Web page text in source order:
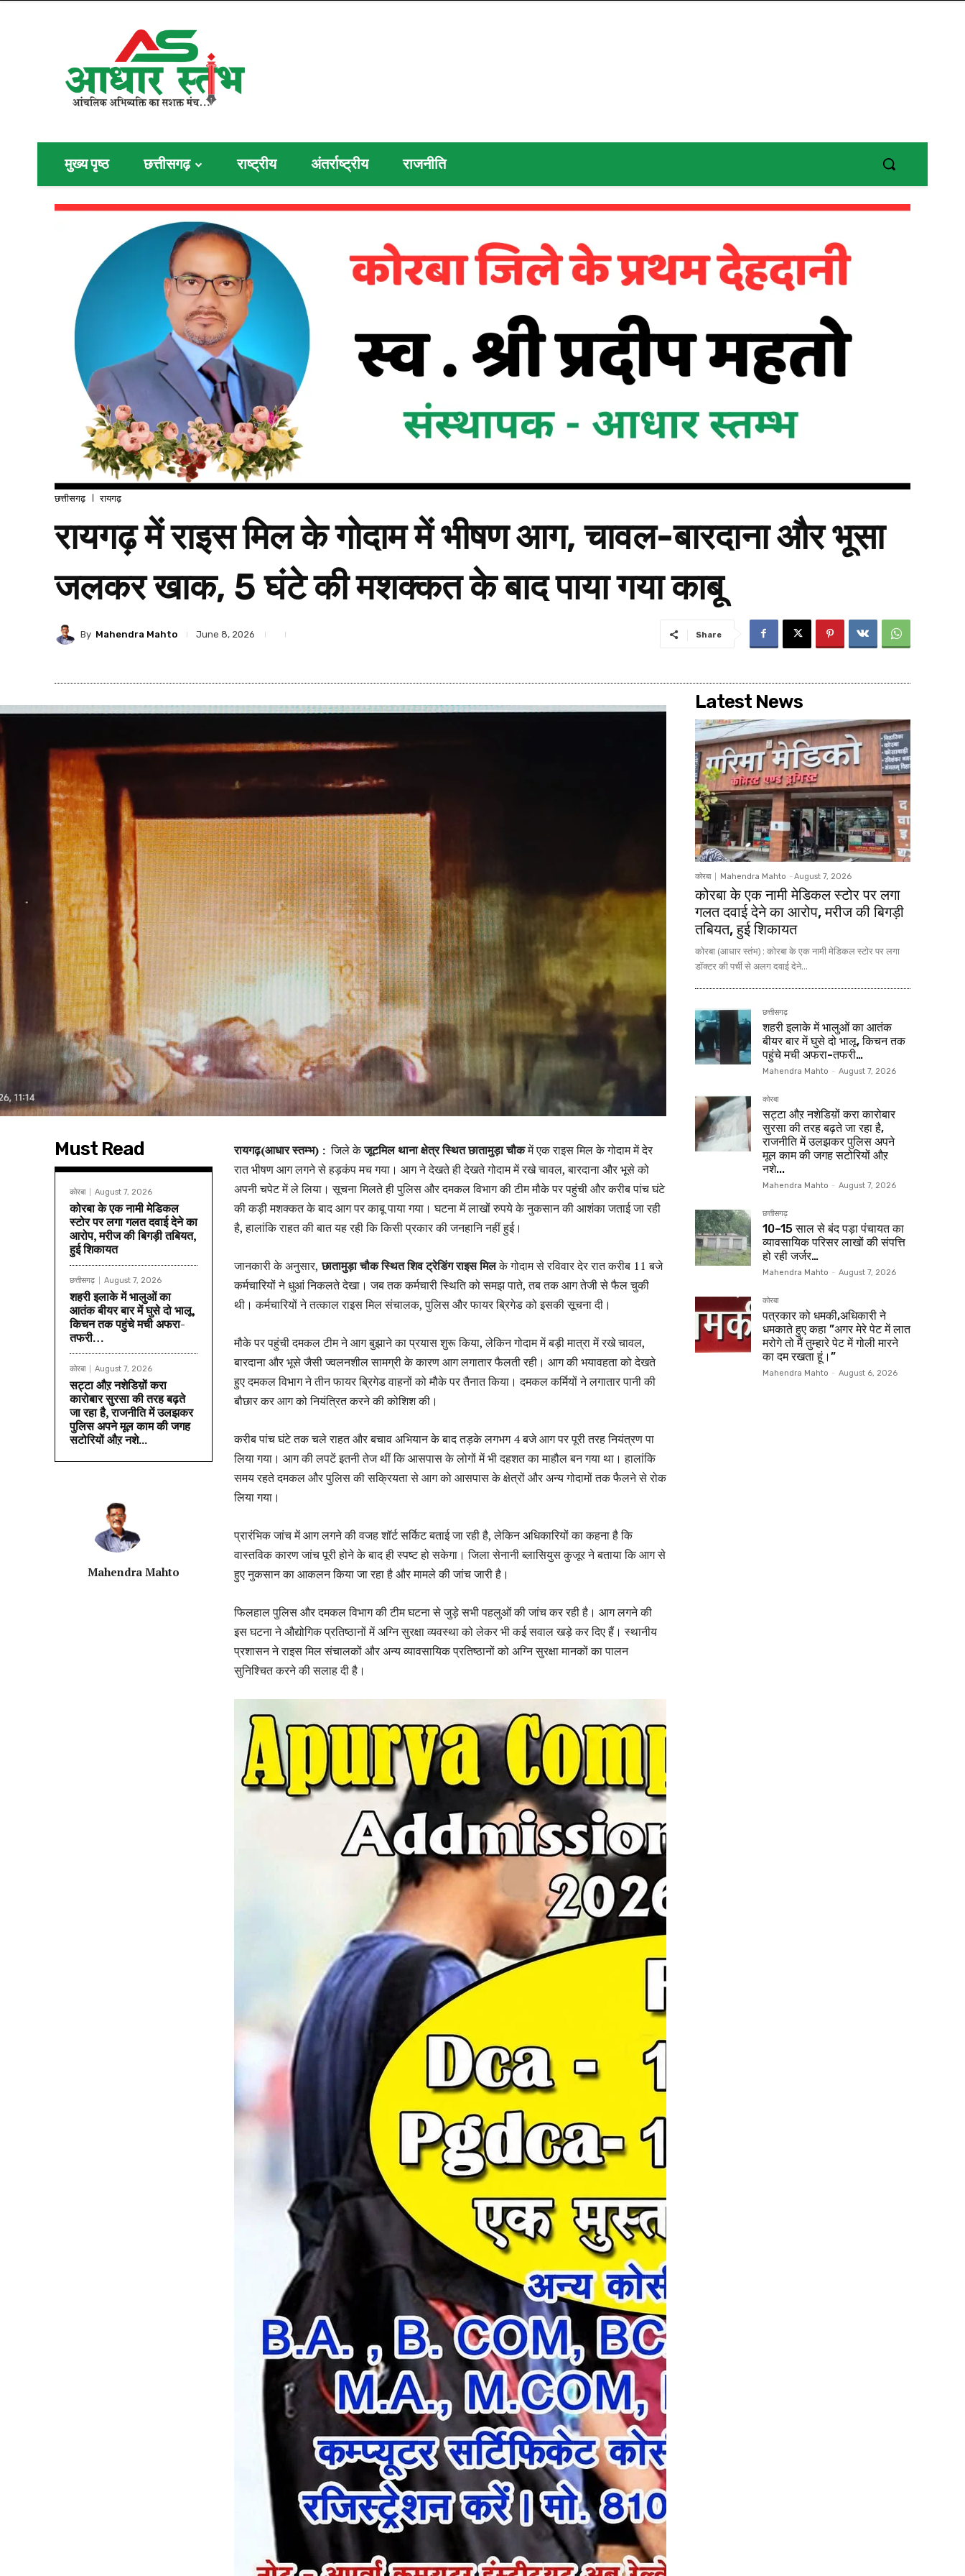
मुख्य पृष्ठ छत्तीसगढ़ राष्ट्रीय अंतर्राष्ट्रीय राजनीति
छत्तीसगढ़ रायगढ़
रायगढ़ में राइस मिल के गोदाम में भीषण आग, चावल-बारदाना और भूसा
जलकर खाक, 5 घंटे की मशक्कत के बाद पाया गया काबू
By Mahendra Mahto June 8, 2026 Share
Must Read
कोरबा August 7, 2026
कोरबा के एक नामी मेडिकल
स्टोर पर लगा गलत दवाई देने का
आरोप, मरीज की बिगड़ी तबियत,
हुई शिकायत
छत्तीसगढ़ August 7, 2026
शहरी इलाके में भालुओं का
आतंक बीयर बार में घुसे दो भालू,
किचन तक पहुंचे मची अफरा-
तफरी…
कोरबा August 7, 2026
सट्टा औऱ नशेडिय़ों करा
कारोबार सुरसा की तरह बढ़ते
जा रहा है, राजनीति में उलझकर
पुलिस अपने मूल काम की जगह
सटोरियों औऱ नशे...
Mahendra Mahto
रायगढ़(आधार स्तम्भ) : जिले केजूटमिल थाना क्षेत्र स्थित छातामुड़ा चौकमें एक राइस मिल के गोदाम में देर
रात भीषण आग लगने से हड़कंप मच गया। आग ने देखते ही देखते गोदाम में रखे चावल, बारदाना और भूसे को
अपनी चपेट में ले लिया। सूचना मिलते ही पुलिस और दमकल विभाग की टीम मौके पर पहुंची और करीब पांच घंटे
की कड़ी मशक्कत के बाद आग पर काबू पाया गया। घटना में लाखों रुपये के नुकसान की आशंका जताई जा रही
है, हालांकि राहत की बात यह रही कि किसी प्रकार की जनहानि नहीं हुई।
जानकारी के अनुसार, छातामुड़ा चौक स्थित शिव ट्रेडिंग राइस मिलके गोदाम से रविवार देर रात करीब 11 बजे
कर्मचारियों ने धुआं निकलते देखा। जब तक कर्मचारी स्थिति को समझ पाते, तब तक आग तेजी से फैल चुकी
थी। कर्मचारियों ने तत्काल राइस मिल संचालक, पुलिस और फायर ब्रिगेड को इसकी सूचना दी।
मौके पर पहुंची दमकल टीम ने आग बुझाने का प्रयास शुरू किया, लेकिन गोदाम में बड़ी मात्रा में रखे चावल,
बारदाना और भूसे जैसी ज्वलनशील सामग्री के कारण आग लगातार फैलती रही। आग की भयावहता को देखते
हुए दमकल विभाग ने तीन फायर ब्रिगेड वाहनों को मौके पर तैनात किया। दमकल कर्मियों ने लगातार पानी की
बौछार कर आग को नियंत्रित करने की कोशिश की।
करीब पांच घंटे तक चले राहत और बचाव अभियान के बाद तड़के लगभग 4 बजे आग पर पूरी तरह नियंत्रण पा
लिया गया। आग की लपटें इतनी तेज थीं कि आसपास के लोगों में भी दहशत का माहौल बन गया था। हालांकि
समय रहते दमकल और पुलिस की सक्रियता से आग को आसपास के क्षेत्रों और अन्य गोदामों तक फैलने से रोक
लिया गया।
प्रारंभिक जांच में आग लगने की वजह शॉर्ट सर्किट बताई जा रही है, लेकिन अधिकारियों का कहना है कि
वास्तविक कारण जांच पूरी होने के बाद ही स्पष्ट हो सकेगा। जिला सेनानी ब्लासियुस कुजूर ने बताया कि आग से
हुए नुकसान का आकलन किया जा रहा है और मामले की जांच जारी है।
फिलहाल पुलिस और दमकल विभाग की टीम घटना से जुड़े सभी पहलुओं की जांच कर रही है। आग लगने की
इस घटना ने औद्योगिक प्रतिष्ठानों में अग्नि सुरक्षा व्यवस्था को लेकर भी कई सवाल खड़े कर दिए हैं। स्थानीय
प्रशासन ने राइस मिल संचालकों और अन्य व्यावसायिक प्रतिष्ठानों को अग्नि सुरक्षा मानकों का पालन
सुनिश्चित करने की सलाह दी है।
Latest News
कोरबा Mahendra Mahto - August 7, 2026
कोरबा के एक नामी मेडिकल स्टोर पर लगा
गलत दवाई देने का आरोप, मरीज की बिगड़ी
तबियत, हुई शिकायत
कोरबा (आधार स्तंभ) : कोरबा के एक नामी मेडिकल स्टोर पर लगा
डॉक्टर की पर्ची से अलग दवाई देने...
छत्तीसगढ़
शहरी इलाके में भालुओं का आतंक
बीयर बार में घुसे दो भालू, किचन तक
पहुंचे मची अफरा-तफरी…
Mahendra Mahto - August 7, 2026
कोरबा
सट्टा औऱ नशेडिय़ों करा कारोबार
सुरसा की तरह बढ़ते जा रहा है,
राजनीति में उलझकर पुलिस अपने
मूल काम की जगह सटोरियों औऱ
नशे...
Mahendra Mahto - August 7, 2026
छत्तीसगढ़
10–15 साल से बंद पड़ा पंचायत का
व्यावसायिक परिसर लाखों की संपत्ति
हो रही जर्जर…
Mahendra Mahto - August 7, 2026
कोरबा
पत्रकार को धमकी,अधिकारी ने
धमकाते हुए कहा ”अगर मेरे पेट में लात
मरोगे तो मैं तुम्हारे पेट में गोली मारने
का दम रखता हूं।”
Mahendra Mahto - August 6, 2026